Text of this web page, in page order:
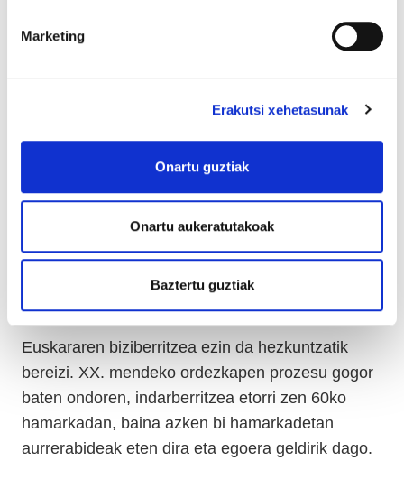
Marketing
Erakutsi xehetasunak
Onartu guztiak
Onartu aukeratutakoak
Baztertu guztiak
soilik hezkuntzaren kalitatearen aldeko borroka,
justizia sozialaren aldeko borroka ere bada. Zer
nolako hezkuntza politika eta zein neurri hartu
behar dira jatorria atzerrian duten familietako
dutenak eta euskal jatorria duten familietako
ikasleak edo egoera sozioekonomiko onean bizi
direnak elkarrekin eskolaratu eta bizikidetza
orekatua eraikitzeko?
Euskararen biziberritzea ezin da hezkuntzatik
bereizi. XX. mendeko ordezkapen prozesu gogor
baten ondoren, indarberritzea etorri zen 60ko
hamarkadan, baina azken bi hamarkadetan
aurrerabideak eten dira eta egoera geldirik dago.